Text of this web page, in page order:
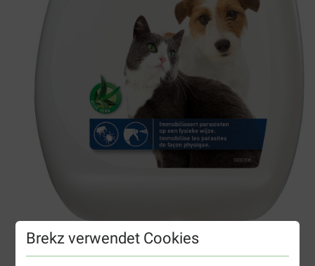
Brekz verwendet Cookies
Beaphar Dimethicare Spray für Hund und